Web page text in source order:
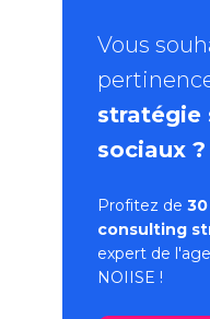
Vous
stratégie
sociaux ?
Profitez de
consulting
expert de l'
NOIISE !